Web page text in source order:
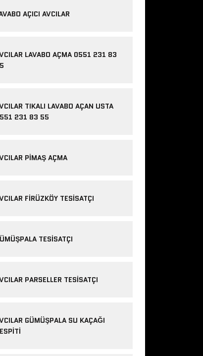
AÇICI AVCILAR
LAVABO AÇMA 0551 231 83
TIKALI LAVABO AÇAN USTA
231 83 55
PIMAŞ AÇMA
FIRÜZKÖY TESISATÇI
TESISATÇI
PARSELLER TESISATÇI
GÜMÜŞPALA SU KAÇAĞI